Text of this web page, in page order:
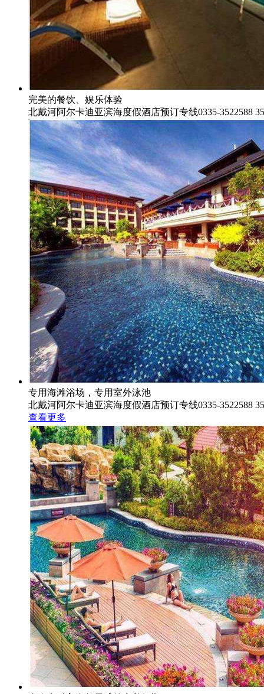
完美的餐饮、娱乐体验
北戴河阿尔卡迪亚滨海度假酒店预订专线0335-3522588
专用海滩浴场，专用室外泳池
北戴河阿尔卡迪亚滨海度假酒店预订专线0335-3522588
查看更多